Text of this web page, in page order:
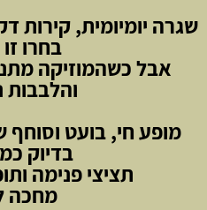
שגרה יומיומית, קירות
בחרו
אבל כשהמוזיקה
והלבבות
מופע חי, בועט
בדיוק
תציצי פנימה
מחכה